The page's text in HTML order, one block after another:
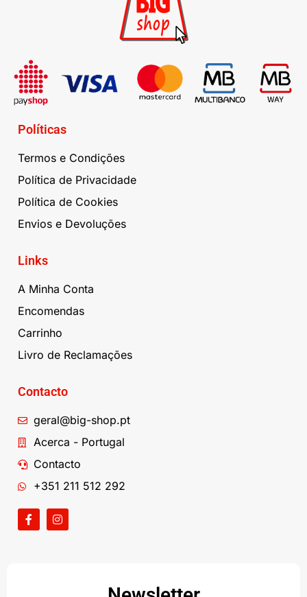
Políticas
Termos e Condições
Política de Privacidade
Política de Cookies
Envios e Devoluções
Links
A Minha Conta
Encomendas
Carrinho
Livro de Reclamações
Contacto
geral@big-shop.pt
Acerca - Portugal
Contacto
+351 211 512 292